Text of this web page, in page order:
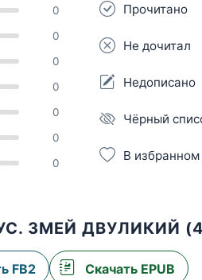
0
0
0
0
0
0
0
Прочитано
Не дочитал
Недописано
Чёрный
В избранном
ЗМЕЙ ДВУЛИКИЙ
FB2 Скачать EPUB